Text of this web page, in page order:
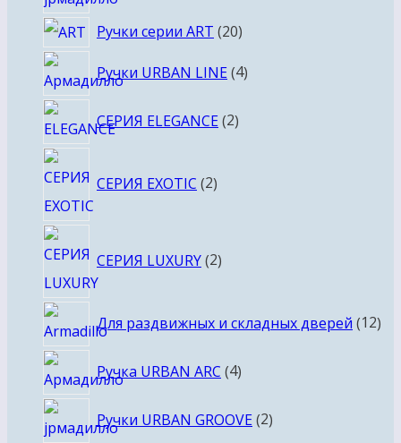
Ручки серии ART 2020
Ручки URBAN LINE 44
СЕРИЯ ELEGANCE 22
СЕРИЯ EXOTIC 2товара
СЕРИЯ LUXURY 2товара
Для раздвижных и складных дверей 1212
Ручка URBAN ARC 44
Ручки URBAN GROOVE 22